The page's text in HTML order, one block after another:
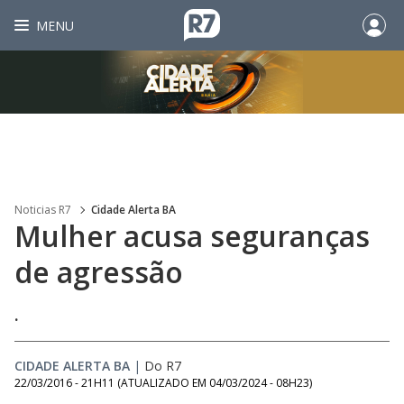
MENU
Noticias R7 Cidade Alerta BA
Mulher acusa seguranças
de agressão
.
CIDADE ALERTA BA | Do R7
22/03/2016 - 21H11 (ATUALIZADO EM 04/03/2024 - 08H23)